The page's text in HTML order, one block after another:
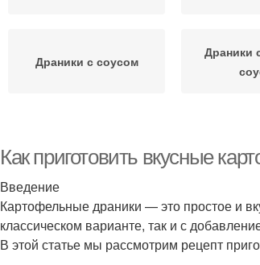
Драники с соусом
Драники
Диетические драники
Как приготовить вкусные
Введение
Картофельные драники — это простое и
классическом варианте, так и с
В этой статье мы рассмотрим рецепт